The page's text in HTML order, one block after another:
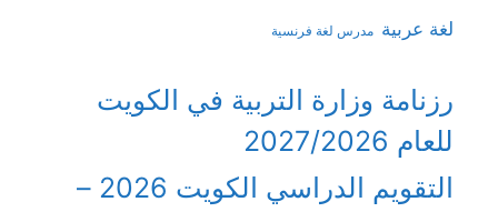
لغة عربية مدرس لغة فرنسية
رزنامة وزارة التربية في الكويت
للعام 2027/2026
التقويم الدراسي الكويت 2026 –